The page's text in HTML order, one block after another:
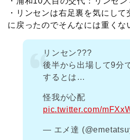
・リンセンは右足裏を気にし
に戻ったのでそんなには重くな
リンセン???
後半から出場して9分
するとは…
怪我が心配
pic.twitter.com/
— エメ達